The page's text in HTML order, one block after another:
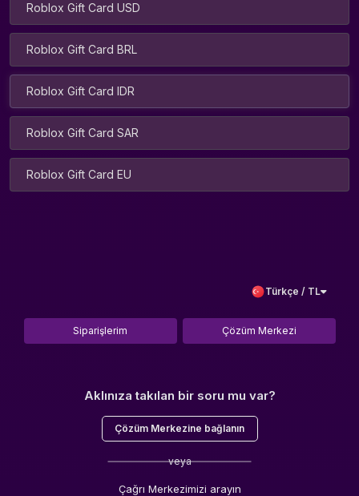
Roblox Gift Card USD
Roblox Gift Card BRL
Roblox Gift Card IDR
Roblox Gift Card SAR
Roblox Gift Card EU
Türkçe / TL
Siparişlerim Çözüm Merkezi
Aklınıza takılan bir soru mu var?
Çözüm Merkezine bağlanın
veya
Çağrı Merkezimizi arayın